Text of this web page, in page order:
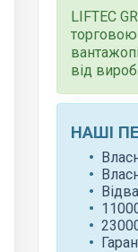
LIFTEC
від
НАШІ